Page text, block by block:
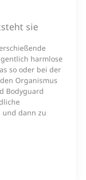
sie
harmlose
so oder bei der
Organismus
Bodyguard
dann zu